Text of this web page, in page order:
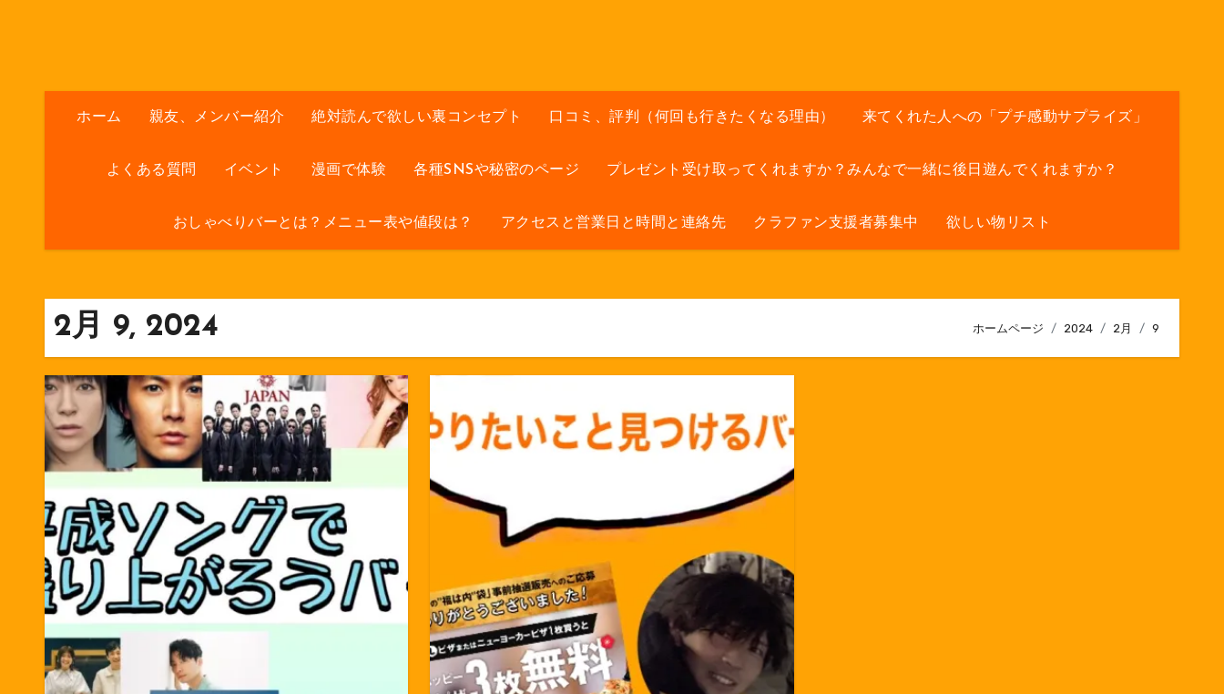
ホーム 親友、メンバー紹介 絶対読んで欲しい裏コンセプト 口コミ、評判（何回も行きたくなる理由） 来てくれた人への「プチ感動サプライズ」
よくある質問 イベント 漫画で体験 各種SNSや秘密のページ プレゼント受け取ってくれますか？みんなで一緒に後日遊んでくれますか？
おしゃべりバーとは？メニュー表や値段は？ アクセスと営業日と時間と連絡先 クラファン支援者募集中 欲しい物リスト
2月 9, 2024 ホームページ 2024 2月 9